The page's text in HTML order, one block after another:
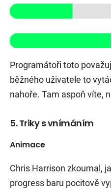
Programátoři toto
běžného uživatele to
nahoře. Tam aspoň víte,
5. Triky s vnímáním
Animace
Chris Harrison zkoumal,
progress baru pocitově